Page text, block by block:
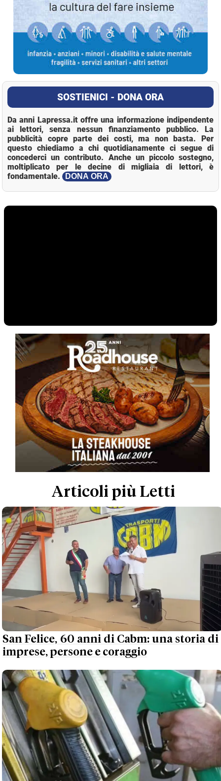
SOSTIENICI - DONA ORA
Da anni Lapressa.it offre una informazione indipendente
ai lettori, senza nessun finanziamento pubblico. La
pubblicità copre parte dei costi, ma non basta. Per
questo chiediamo a chi quotidianamente ci segue di
concederci un contributo. Anche un piccolo sostegno,
moltiplicato per le decine di migliaia di lettori, è
fondamentale.
DONA ORA
Articoli più Letti
San Felice, 60 anni di Cabm: una storia di
imprese, persone e coraggio